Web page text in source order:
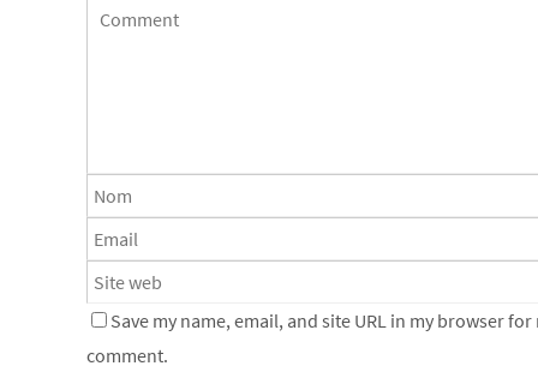
Save my name, email, and site URL in my browser
comment.